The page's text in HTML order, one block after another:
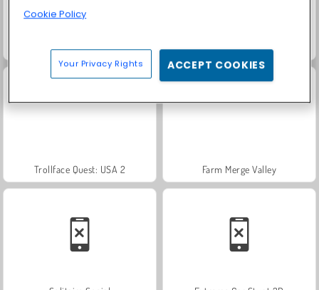
Masha and the Bear: Meadows Scala 40
Trollface Quest: USA 2 Farm Merge Valley
Cookie Policy
Your Privacy Rights ACCEPT COOKIES